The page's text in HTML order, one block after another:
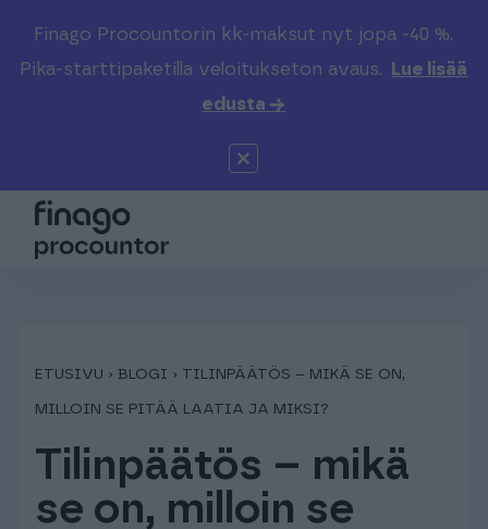
Finago Procountorin kk-maksut nyt jopa -40 %.
Pika-starttipaketilla veloitukseton avaus.
Lue lisää
edusta →
Etsi sivustolta
Valitse kieli
Global (EN)
Kirjaudu
Solo
Kenelle
Tuki & Koulutus
ETUSIVU › BLOGI › TILINPÄÄTÖS – MIKÄ SE ON,
MILLOIN SE PITÄÄ LAATIA JA MIKSI?
Tilinpäätös – mikä
se on, milloin se